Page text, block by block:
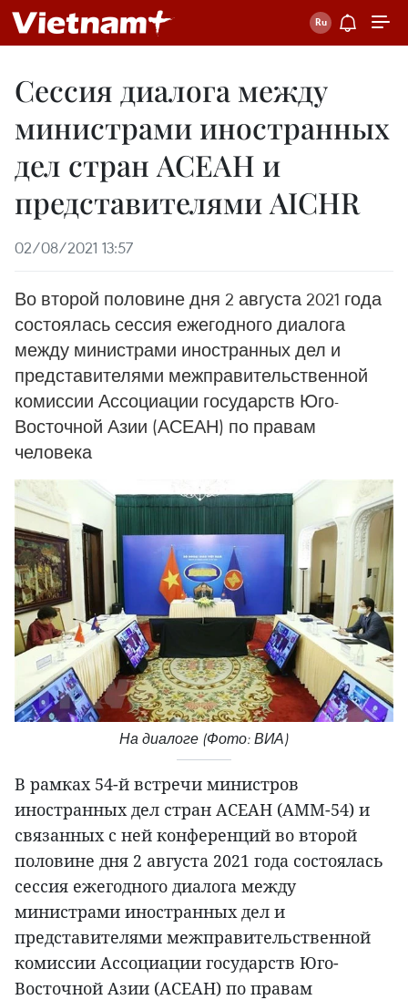
Сессия диалога между
министрами иностранных
дел стран АСЕАН и
представителями AICHR
02/08/2021 13:57
Во второй половине дня 2 августа 2021 года
состоялась сессия ежегодного диалога
между министрами иностранных дел и
представителями межправительственной
комиссии Ассоциации государств Юго-
Восточной Азии (АСЕАН) по правам
человека
На диалоге (Фото: ВИА)
В рамках 54-й встречи министров
иностранных дел стран АСЕАН (АММ-54) и
связанных с ней конференций во второй
половине дня 2 августа 2021 года состоялась
сессия ежегодного диалога между
министрами иностранных дел и
представителями межправительственной
комиссии Ассоциации государств Юго-
Восточной Азии (АСЕАН) по правам